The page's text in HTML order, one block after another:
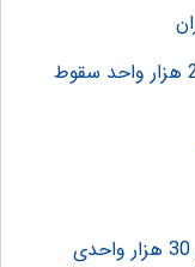
چرا امروز شاخص بورس تهران بیش از 27 هزار واحد سقوط